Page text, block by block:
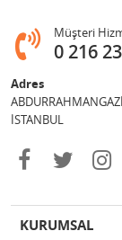
Müşteri
0 216
Adres
İSTANBUL
KURUMSAL